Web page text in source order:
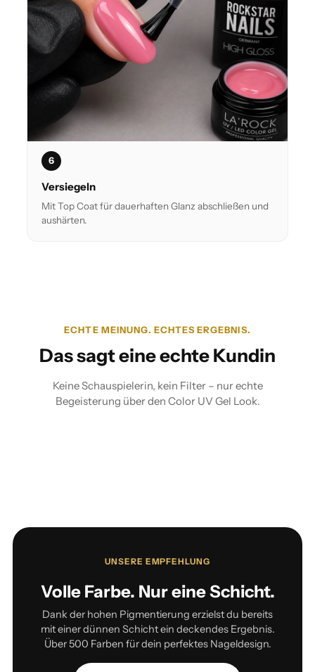
6
Versiegeln
Mit Top Coat für dauerhaften Glanz abschließen und
aushärten.
ECHTE MEINUNG. ECHTES ERGEBNIS.
Das sagt eine echte Kundin
Keine Schauspielerin, kein Filter – nur echte
Begeisterung über den Color UV Gel Look.
UNSERE EMPFEHLUNG
Volle Farbe. Nur eine Schicht.
Dank der hohen Pigmentierung erzielst du bereits
mit einer dünnen Schicht ein deckendes Ergebnis.
Über 500 Farben für dein perfektes Nageldesign.